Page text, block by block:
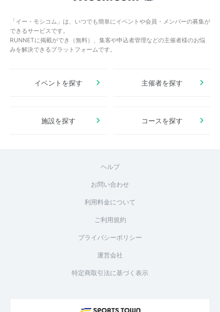
「イー・モシコム」は、いつでも簡単にイベントや会員・メンバーの募集が
できるサービスです。
RUNNETに掲載ができ（無料）、集客や申込者管理などの主催者様のお悩
みを解決できるプラットフォームです。
イベントを探す 主催者を探す
施設を探す コースを探す
ヘルプ
お問い合わせ
利用料金について
ご利用規約
プライバシーポリシー
運営会社
特定商取引法に基づく表示